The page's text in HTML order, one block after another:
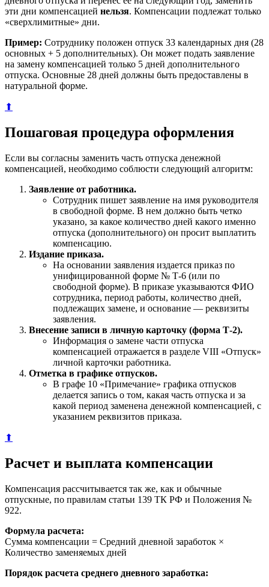
эти дни компенсацией нельзя. Компенсации подлежат только
«сверхлимитные» дни.
Пример: Сотруднику положен отпуск 33 календарных дня (28
основных + 5 дополнительных). Он может подать заявление
на замену компенсацией только 5 дней дополнительного
отпуска. Основные 28 дней должны быть предоставлены в
натуральной форме.
⬆
Пошаговая процедура оформления
Если вы согласны заменить часть отпуска денежной
компенсацией, необходимо соблюсти следующий алгоритм:
Заявление от работника.
Сотрудник пишет заявление на имя руководителя
в свободной форме. В нем должно быть четко
указано, за какое количество дней какого именно
отпуска (дополнительного) он просит выплатить
компенсацию.
Издание приказа.
На основании заявления издается приказ по
унифицированной форме № Т-6 (или по
свободной форме). В приказе указываются ФИО
сотрудника, период работы, количество дней,
подлежащих замене, и основание — реквизиты
заявления.
Внесение записи в личную карточку (форма Т-2).
Информация о замене части отпуска
компенсацией отражается в разделе VIII «Отпуск»
личной карточки работника.
Отметка в графике отпусков.
В графе 10 «Примечание» графика отпусков
делается запись о том, какая часть отпуска и за
какой период заменена денежной компенсацией, с
указанием реквизитов приказа.
⬆
Расчет и выплата компенсации
Компенсация рассчитывается так же, как и обычные
отпускные, по правилам статьи 139 ТК РФ и Положения №
922.
Формула расчета:
Сумма компенсации = Средний дневной заработок ×
Количество заменяемых дней
Порядок расчета среднего дневного заработка: